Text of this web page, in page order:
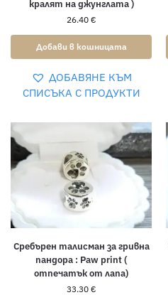
кралят на джунглата )
26.40 €
Добави в кошницата
ДОБАВЯНЕ КЪМ
СПИСЪКА С ПРОДУКТИ
Сребърен талисман за гривна
пандора : Paw print (
отпечатък от лапа)
33.30 €